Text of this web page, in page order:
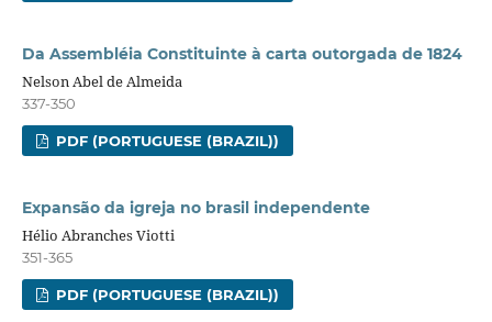
Da Assembléia Constituinte à carta outorgada de 1824
Nelson Abel de Almeida
337-350
PDF (PORTUGUESE (BRAZIL))
Expansão da igreja no brasil independente
Hélio Abranches Viotti
351-365
PDF (PORTUGUESE (BRAZIL))